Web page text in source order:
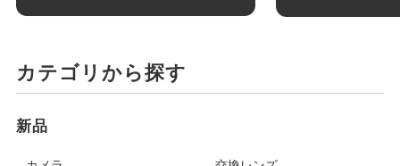
カテゴリから探す
新品